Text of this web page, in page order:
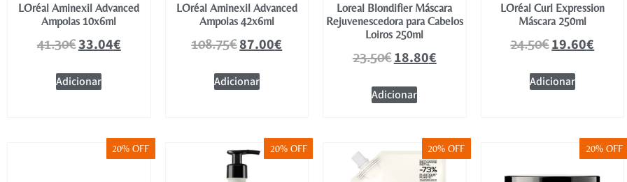
LOréal Aminexil Advanced
Ampolas 10x6ml
41.30€33.04€
Adicionar
LOréal Aminexil Advanced
Ampolas 42x6ml
108.75€87.00€
Adicionar
Loreal Blondifier Máscara
Rejuvenescedora para Cabelos
Loiros 250ml
23.50€18.80€
Adicionar
LOréal Curl Expression
Máscara 250ml
24.50€19.60€
Adicionar
20% OFF 20% OFF 20% OFF 20% OFF